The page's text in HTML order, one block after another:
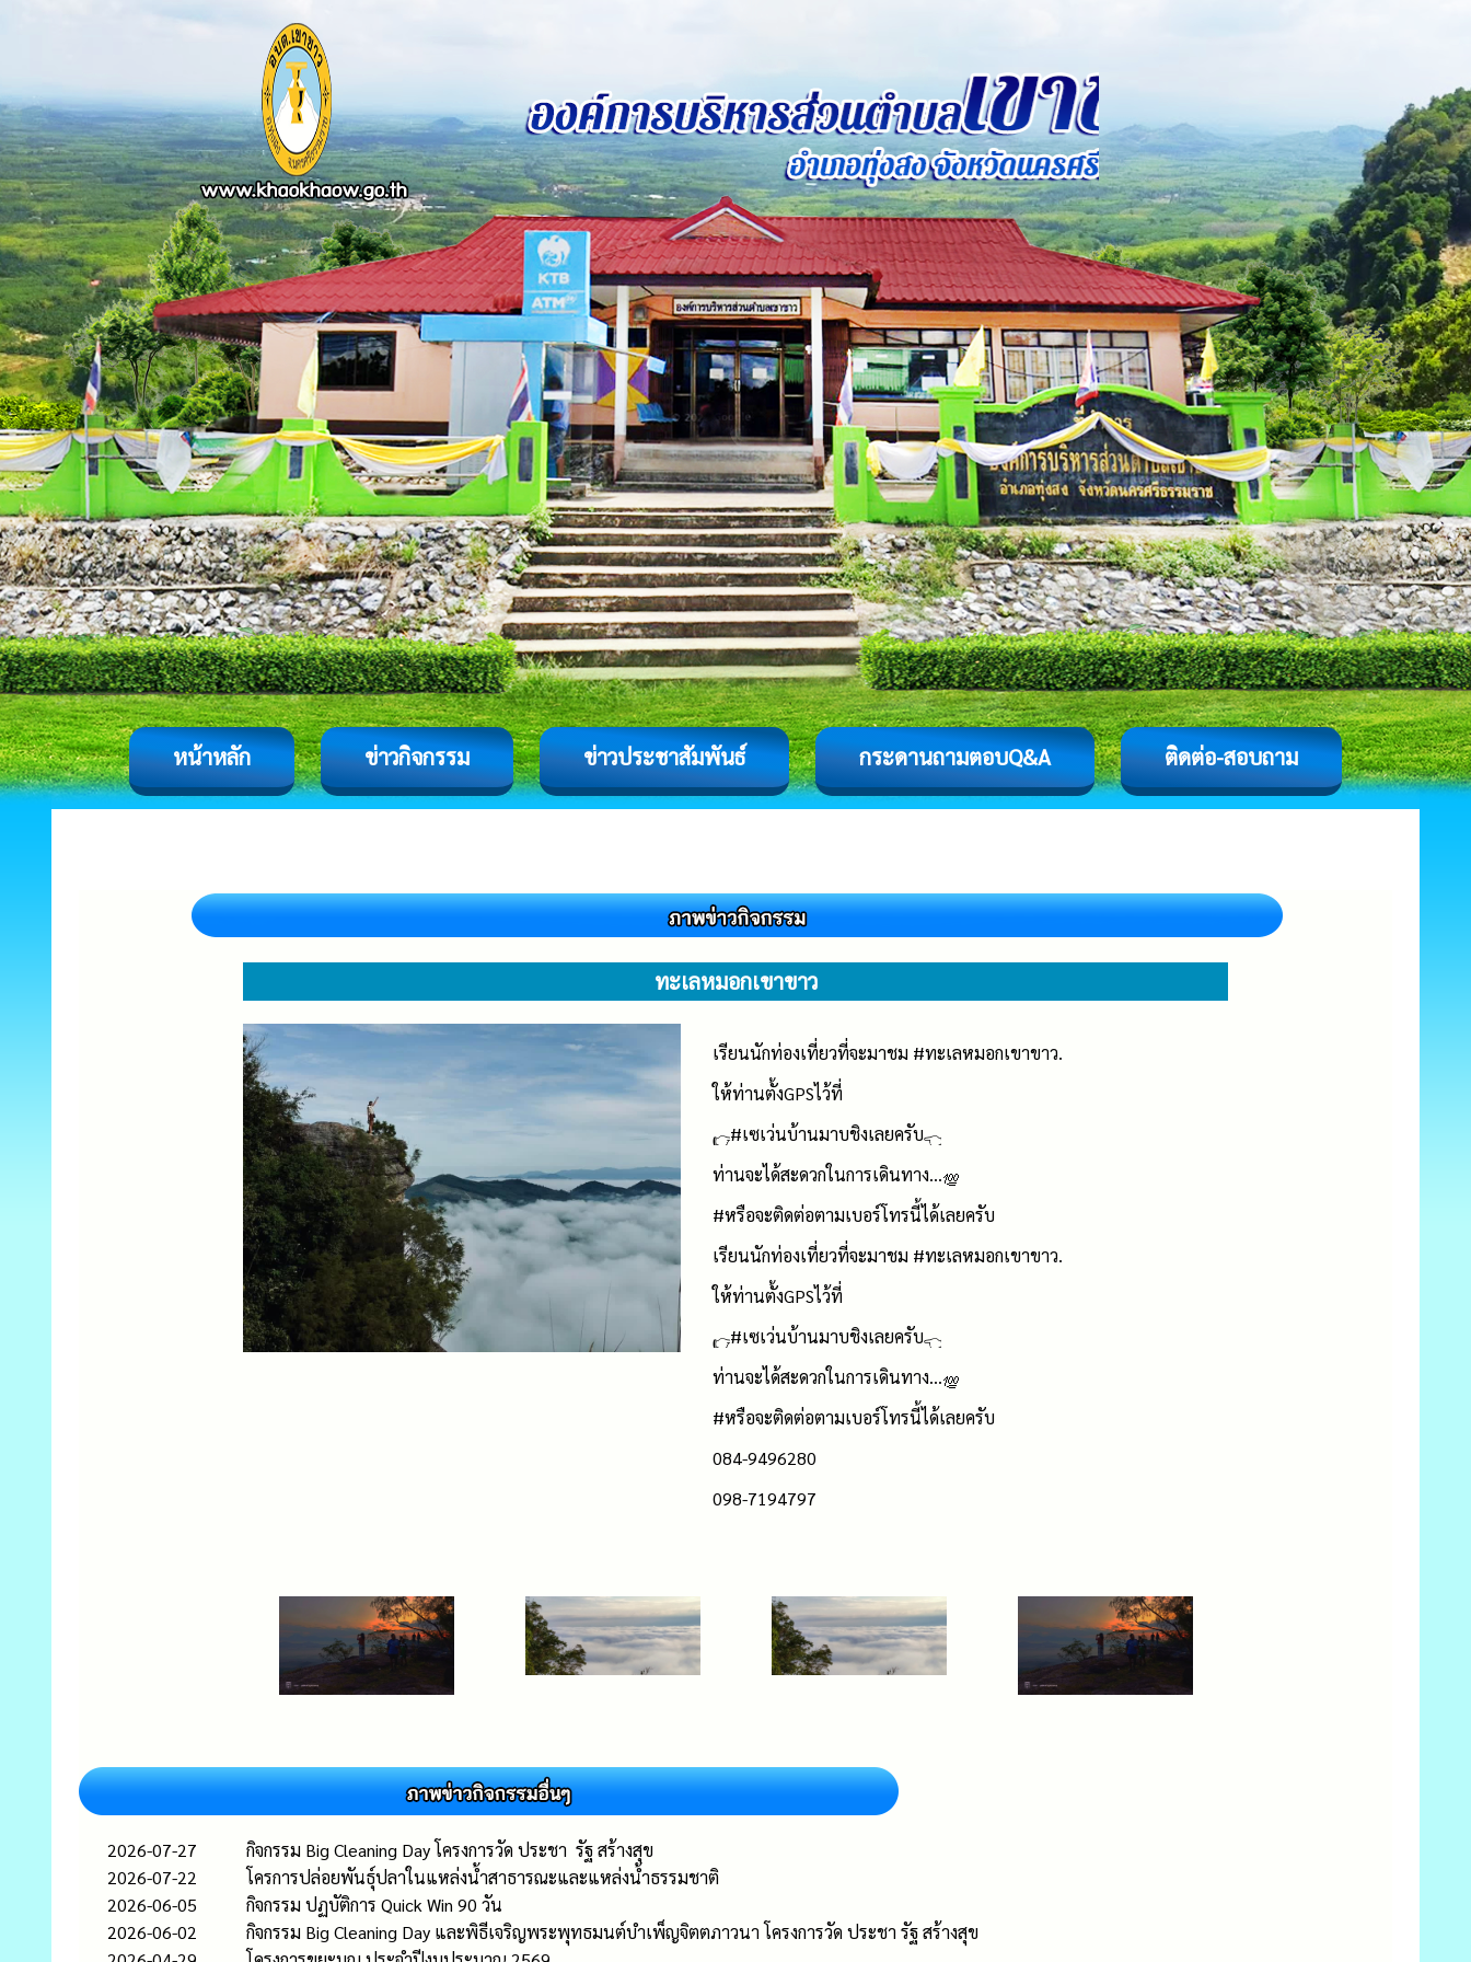
หน้าหลัก ข่าวกิจกรรม ข่าวประชาสัมพันธ์ กระดานถามตอบQ&A ติดต่อ-สอบถาม
ทะเลหมอกเขาขาว
เรียนนักท่องเที่ยวที่จะมาชม #ทะเลหมอกเขาขาว.
ให้ท่านตั้งGPSไว้ที่
#เซเว่นบ้านมาบชิงเลยครับ
ท่านจะได้สะดวกในการเดินทาง...
#หรือจะติดต่อตามเบอร์โทรนี้ได้เลยครับ
เรียนนักท่องเที่ยวที่จะมาชม #ทะเลหมอกเขาขาว.
ให้ท่านตั้งGPSไว้ที่
#เซเว่นบ้านมาบชิงเลยครับ
ท่านจะได้สะดวกในการเดินทาง...
#หรือจะติดต่อตามเบอร์โทรนี้ได้เลยครับ
084-9496280
098-7194797
2026-07-27
กิจกรรม Big Cleaning Day โครงการวัด ประชา รัฐ สร้างสุข
2026-07-22
โครการปล่อยพันธุ์ปลาในแหล่งน้ำสาธารณะและแหล่งน้ำธรรมชาติ
2026-06-05
กิจกรรม ปฏบัติการ Quick Win 90 วัน
2026-06-02
กิจกรรม Big Cleaning Day และพิธีเจริญพระพุทธมนต์บำเพ็ญจิตตภาวนา โครงการวัด ประชา รัฐ สร้างสุข